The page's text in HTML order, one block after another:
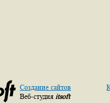
Создание сайтов
Веб-студия itsoft